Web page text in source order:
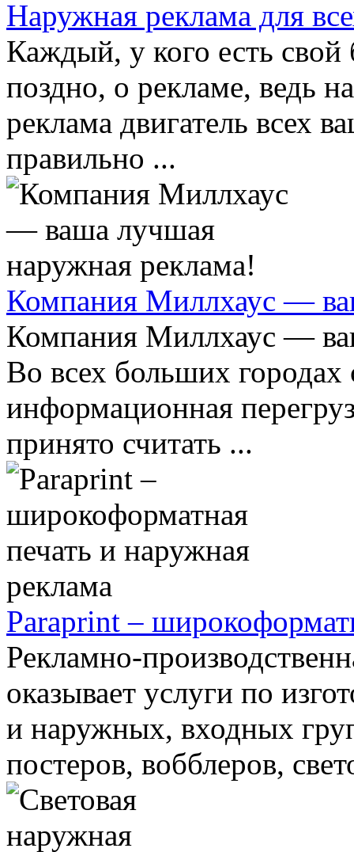
Наружная реклама для
Каждый, у кого есть свой
поздно, о рекламе, ведь
реклама двигатель всех
правильно ...
Компания Миллхаус —
Компания Миллхаус —
Во всех больших городах
информационная
принято считать ...
Paraprint –
Рекламно-
оказывает услуги по
и наружных, входных
постеров, вобблеров,